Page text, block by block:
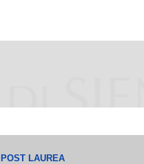
POST LAUREA